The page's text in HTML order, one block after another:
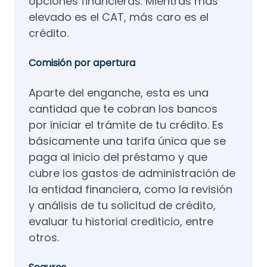
elevado es el CAT, más caro es el
crédito.
Comisión por apertura
Aparte del enganche, esta es una
cantidad que te cobran los bancos
por iniciar el trámite de tu crédito. Es
básicamente una tarifa única que se
paga al inicio del préstamo y que
cubre los gastos de administración de
la entidad financiera, como la revisión
y análisis de tu solicitud de crédito,
evaluar tu historial crediticio, entre
otros.